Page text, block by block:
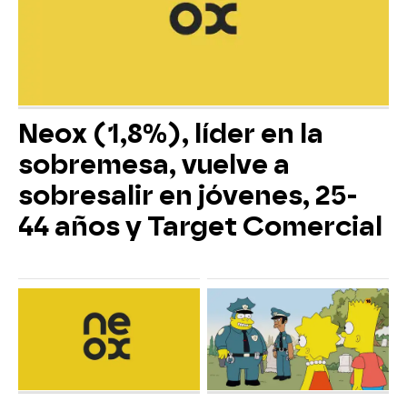
Neox (1,8%), líder en la
sobremesa, vuelve a
sobresalir en jóvenes, 25-
44 años y Target Comercial